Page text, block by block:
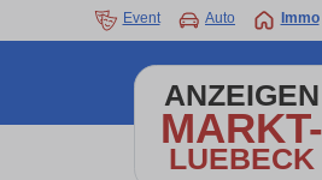
Event Auto Immo
ANZEIGEN
MARKT-
LUEBECK